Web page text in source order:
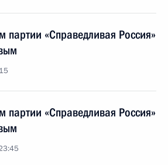
партии «Справедливая Россия»
партии «Справедливая Россия»